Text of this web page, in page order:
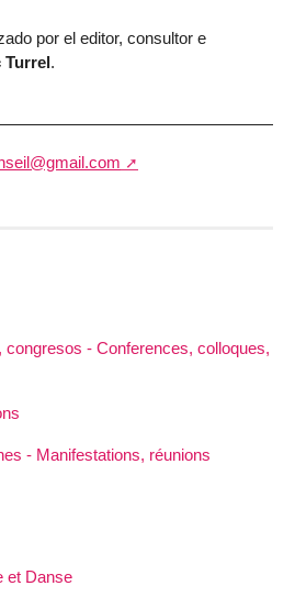
por el editor, consultor e
Turrel.
- Conferences, colloques,
- Manifestations, réunions
et Danse